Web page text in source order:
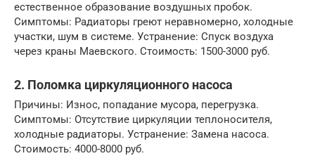
естественное образование воздушных пробок.
Симптомы: Радиаторы греют неравномерно, холодные
участки, шум в системе. Устранение: Спуск воздуха
через краны Маевского. Стоимость: 1500-3000 руб.
2. Поломка циркуляционного насоса
Причины: Износ, попадание мусора, перегрузка.
Симптомы: Отсутствие циркуляции теплоносителя,
холодные радиаторы. Устранение: Замена насоса.
Стоимость: 4000-8000 руб.